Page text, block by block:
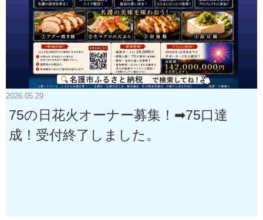
2026.05.29
75の日花火オーナー募集！➡75口達
成！受付終了しました。